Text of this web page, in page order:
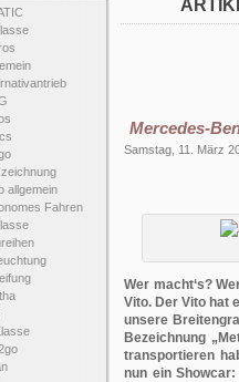
allgemein
Fahren
Mercedes-
Samstag, 11. März
Wer macht‘s?
Vito. Der Vito hat
unsere
Bezeichnung
transportieren
nun ein